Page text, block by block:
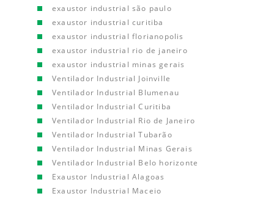
exaustor industrial são paulo
exaustor industrial curitiba
exaustor industrial florianopolis
exaustor industrial rio de janeiro
exaustor industrial minas gerais
Ventilador Industrial Joinville
Ventilador Industrial Blumenau
Ventilador Industrial Curitiba
Ventilador Industrial Rio de Janeiro
Ventilador Industrial Tubarão
Ventilador Industrial Minas Gerais
Ventilador Industrial Belo horizonte
Exaustor Industrial Alagoas
Exaustor Industrial Maceio